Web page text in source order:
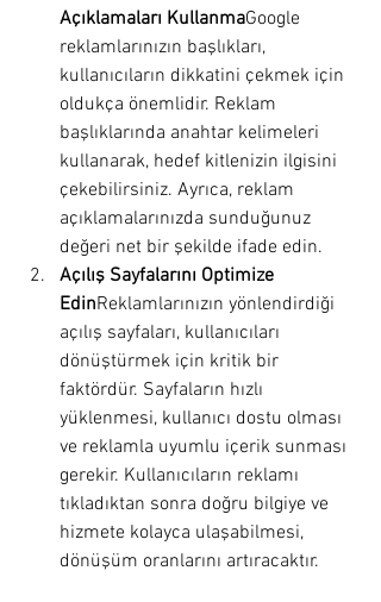
Açıklamaları KullanmaGoogle
reklamlarınızın başlıkları,
kullanıcıların dikkatini çekmek için
oldukça önemlidir. Reklam
başlıklarında anahtar kelimeleri
kullanarak, hedef kitlenizin ilgisini
çekebilirsiniz. Ayrıca, reklam
açıklamalarınızda sunduğunuz
değeri net bir şekilde ifade edin.
Açılış Sayfalarını Optimize
EdinReklamlarınızın yönlendirdiği
açılış sayfaları, kullanıcıları
dönüştürmek için kritik bir
faktördür. Sayfaların hızlı
yüklenmesi, kullanıcı dostu olması
ve reklamla uyumlu içerik sunması
gerekir. Kullanıcıların reklamı
tıkladıktan sonra doğru bilgiye ve
hizmete kolayca ulaşabilmesi,
dönüşüm oranlarını artıracaktır.